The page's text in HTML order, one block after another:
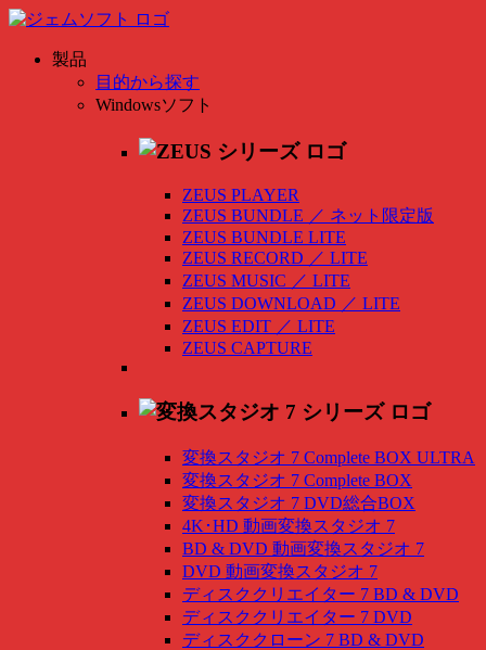
製品
目的から探す
Windowsソフト
ZEUS PLAYER
ZEUS BUNDLE ／ ネット限定版
ZEUS BUNDLE LITE
ZEUS RECORD ／ LITE
ZEUS MUSIC ／ LITE
ZEUS DOWNLOAD ／ LITE
ZEUS EDIT ／ LITE
ZEUS CAPTURE
変換スタジオ 7 Complete BOX ULTRA
変換スタジオ 7 Complete BOX
変換スタジオ 7 DVD総合BOX
4K･HD 動画変換スタジオ 7
BD & DVD 動画変換スタジオ 7
DVD 動画変換スタジオ 7
ディスククリエイター 7 BD & DVD
ディスククリエイター 7 DVD
ディスククローン 7 BD & DVD